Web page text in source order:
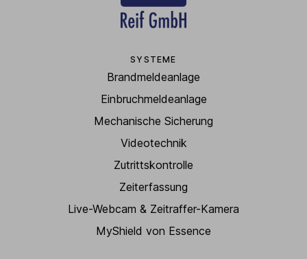
SYSTEME
Brandmeldeanlage
Einbruchmeldeanlage
Mechanische Sicherung
Videotechnik
Zutrittskontrolle
Zeiterfassung
Live-Webcam & Zeitraffer-Kamera
MyShield von Essence